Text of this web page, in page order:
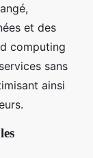
et des
computing
sans
ainsi